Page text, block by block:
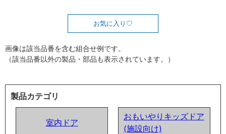
お気に入り
画像は該当品番を含む組合せ例です。
（該当品番以外の製品・部品も表示されています。）
製品カテゴリ
室内ドア
おもいやりキッズドア
(施設向け)